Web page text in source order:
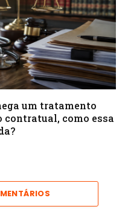
um tratamento
como essa